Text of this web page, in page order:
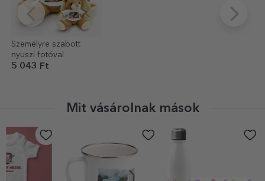
Személyre szabott
nyuszi fotóval
5 043 Ft
Mit vásárolnak mások